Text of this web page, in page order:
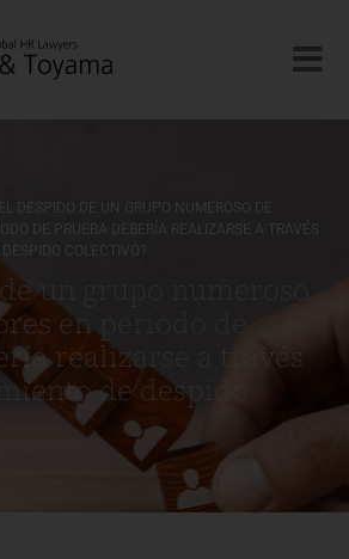
¿EL DESPIDO DE UN GRUPO NUMEROSO DE
DE PRUEBA DEBERÍA REALIZARSE A TRAVÉS
COLECTIVO?
un grupo numeroso
en periodo de
realizarse a través
de despido